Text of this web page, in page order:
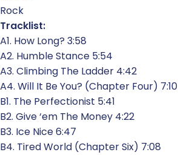
Rock
Tracklist:
A1. How Long? 3:58
A2. Humble Stance 5:54
A3. Climbing The Ladder 4:42
A4. Will It Be You? (Chapter Four) 7:10
B1. The Perfectionist 5:41
B2. Give ‘em The Money 4:22
B3. Ice Nice 6:47
B4. Tired World (Chapter Six) 7:08